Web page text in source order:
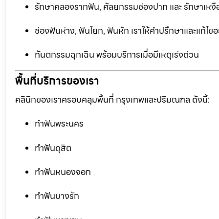
รักษาคลองรากฟัน, ศัลยกรรมช่องปาก และ รักษาเหงื
ช่องฟันห่าง, ฟันโยก, ฟันหัก เราให้คำปรึกษาและแก้ไข
ทันตกรรมฉุกเฉิน พร้อมบริการเมื่อมีเหตุเร่งด่วน
พื้นที่บริการของเรา
คลินิกของเราครอบคลุมพื้นที่ กรุงเทพและปริมณฑล ดังนี้:
ทำฟันพระนคร
ทำฟันดุสิต
ทำฟันหนองจอก
ทำฟันบางรัก